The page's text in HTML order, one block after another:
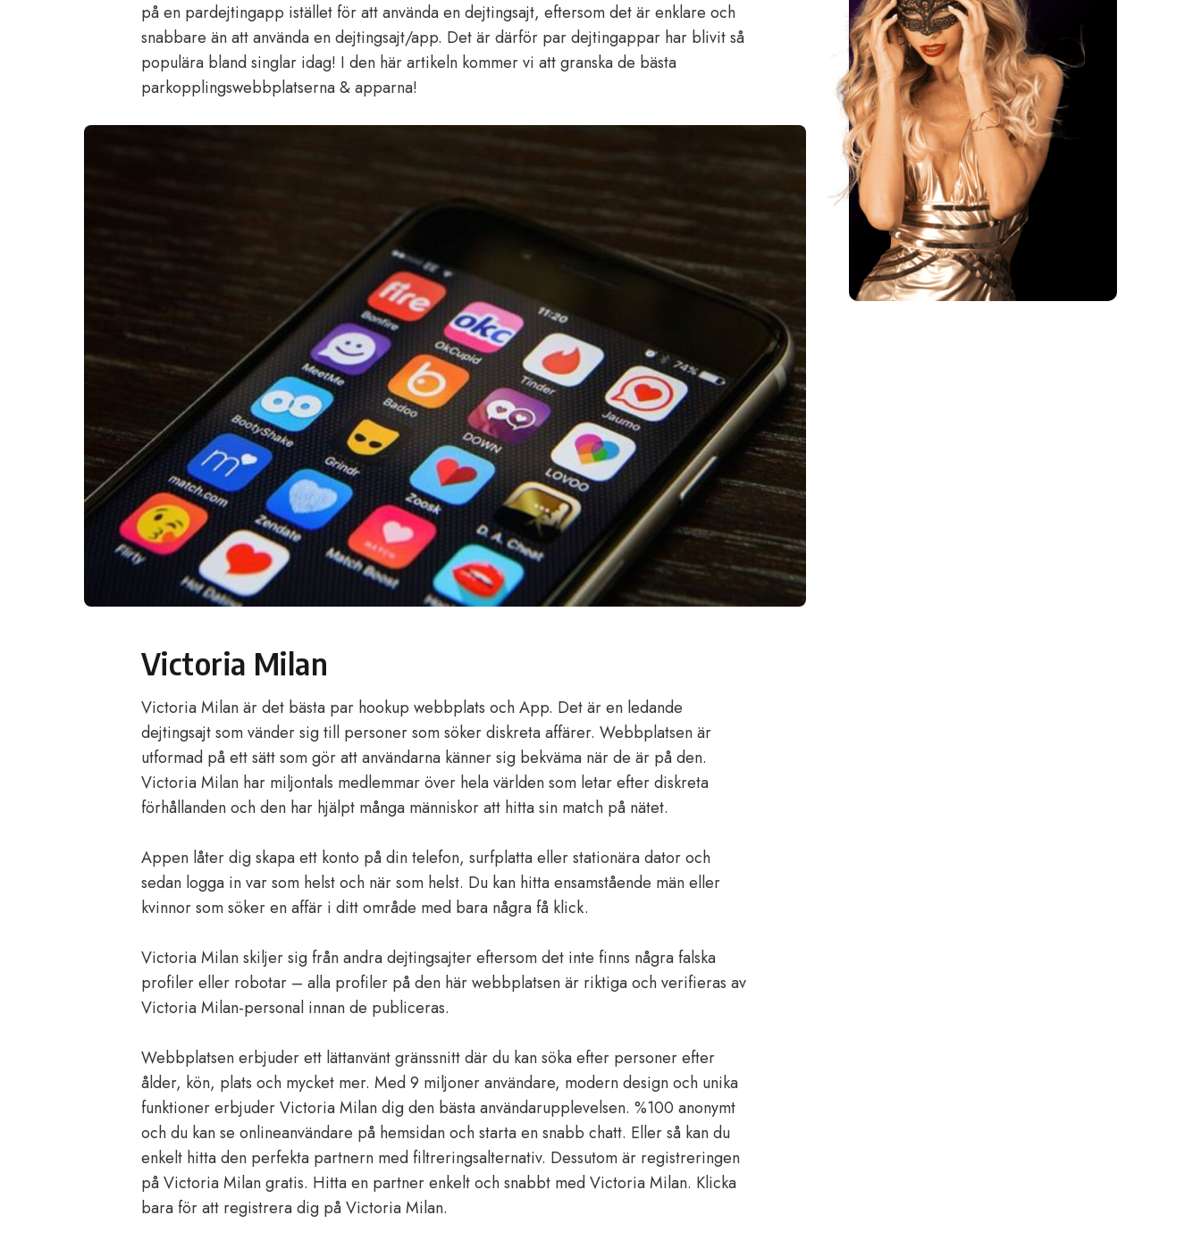
på en pardejtingapp istället för att använda en dejtingsajt, eftersom det är enklare och
snabbare än att använda en dejtingsajt/app. Det är därför par dejtingappar har blivit så
populära bland singlar idag! I den här artikeln kommer vi att granska de bästa
parkopplingswebbplatserna & apparna!
Victoria Milan
Victoria Milan är det bästa par hookup webbplats och App. Det är en ledande
dejtingsajt som vänder sig till personer som söker diskreta affärer. Webbplatsen är
utformad på ett sätt som gör att användarna känner sig bekväma när de är på den.
Victoria Milan har miljontals medlemmar över hela världen som letar efter diskreta
förhållanden och den har hjälpt många människor att hitta sin match på nätet.
Appen låter dig skapa ett konto på din telefon, surfplatta eller stationära dator och
sedan logga in var som helst och när som helst. Du kan hitta ensamstående män eller
kvinnor som söker en affär i ditt område med bara några få klick.
Victoria Milan skiljer sig från andra dejtingsajter eftersom det inte finns några falska
profiler eller robotar – alla profiler på den här webbplatsen är riktiga och verifieras av
Victoria Milan-personal innan de publiceras.
Webbplatsen erbjuder ett lättanvänt gränssnitt där du kan söka efter personer efter
ålder, kön, plats och mycket mer. Med 9 miljoner användare, modern design och unika
funktioner erbjuder Victoria Milan dig den bästa användarupplevelsen. %100 anonymt
och du kan se onlineanvändare på hemsidan och starta en snabb chatt. Eller så kan du
enkelt hitta den perfekta partnern med filtreringsalternativ. Dessutom är registreringen
på Victoria Milan gratis. Hitta en partner enkelt och snabbt med Victoria Milan. Klicka
bara för att registrera dig på Victoria Milan.